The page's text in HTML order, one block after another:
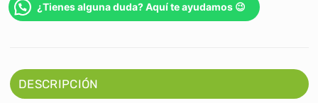
¿Tienes alguna duda? Aquí te ayudamos 😉
DESCRIPCIÓN